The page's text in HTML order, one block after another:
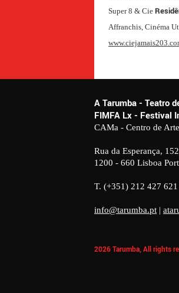
Super 8 & Cie
Affranchis, Cinéma
A Tarumba - Teatro
FIMFA Lx - Festival
CAMa - Centro de
Rua da Esperança, 152
1200 - 660 Lisboa
T. (+351) 212 427 621
info@tarumba.pt |
2026 Tarumba, All rights